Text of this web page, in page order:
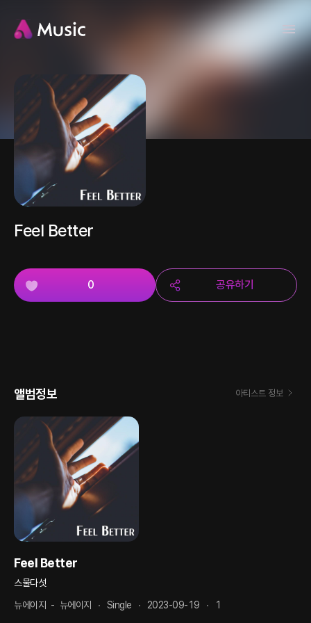
Feel Better
0 공유하기
앨범정보 아티스트 정보
Feel Better
스물다섯
뉴에이지
- 뉴에이지 Single 2023-09-19 1